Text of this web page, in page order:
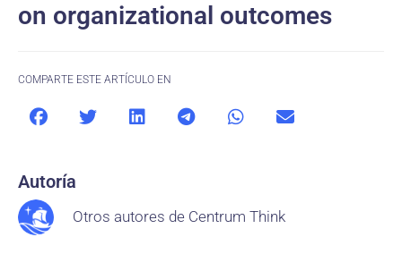
on organizational outcomes
COMPARTE ESTE ARTÍCULO EN
Autoría
Otros autores de Centrum Think